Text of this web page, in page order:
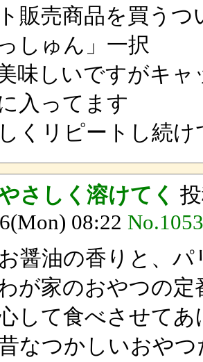
販売商品を買う
しゅん」一択
味しいですがキ
入ってます
くリピートし続け
さしく溶けてく
08:22
醤油の香りと、
が家のおやつの
して食べさせて
なつかしいおや